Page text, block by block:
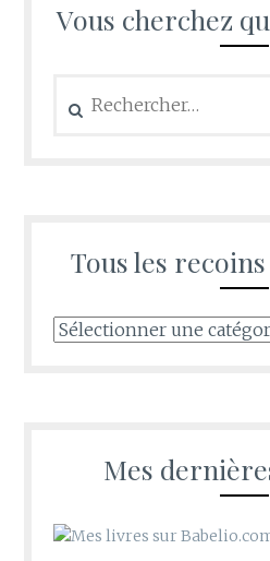
Vous cherchez
Tous les
Tous
Mes